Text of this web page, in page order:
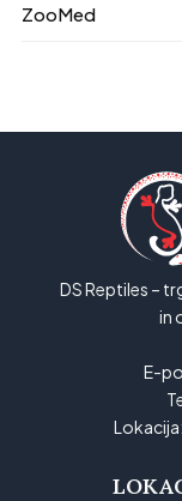
ZooMed
DS Reptiles –
in
E-
Lokacija: